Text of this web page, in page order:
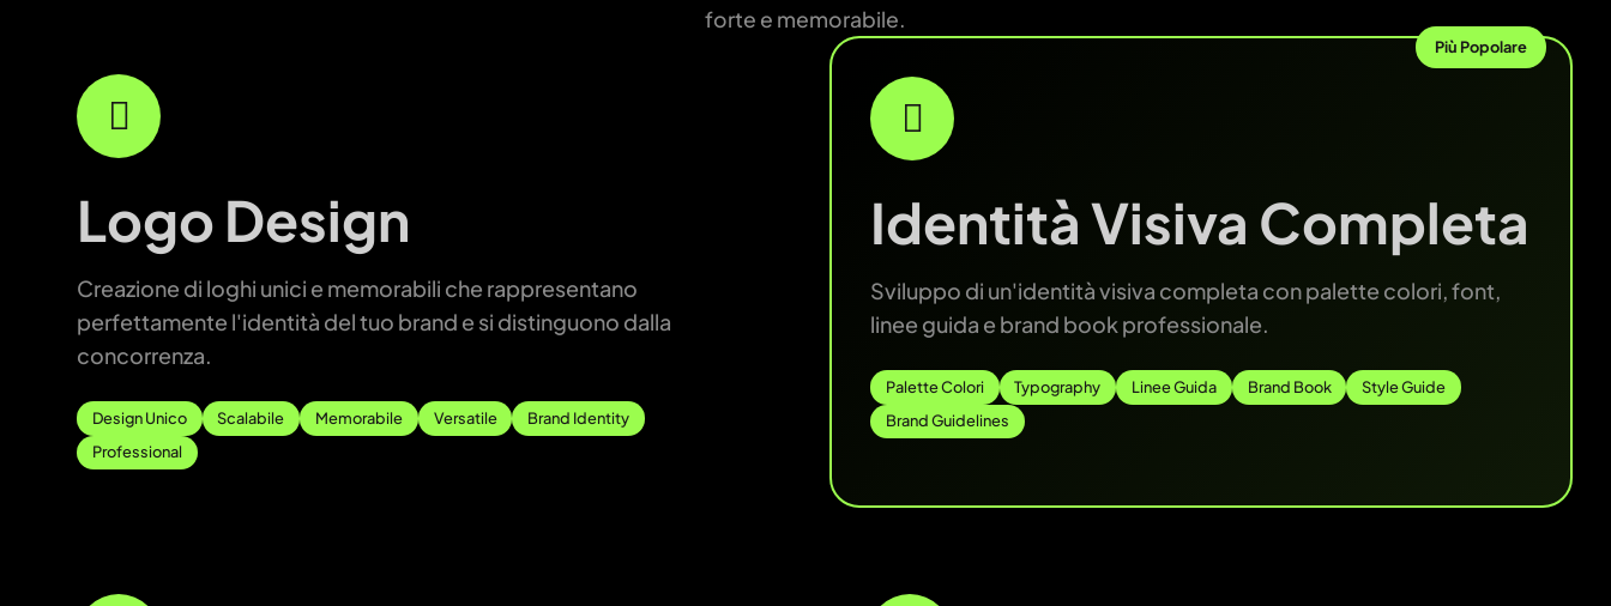
forte e memorabile.
Logo Design
Creazione di loghi unici e memorabili che rappresentano
perfettamente l'identità del tuo brand e si distinguono dalla
concorrenza.
Design Unico Scalabile Memorabile Versatile
Brand Identity
Professional
Più Popolare
Identità Visiva Completa
Sviluppo di un'identità visiva completa con palette colori, font,
linee guida e brand book professionale.
Palette Colori Typography Linee Guida Brand Book
Style Guide
Brand Guidelines